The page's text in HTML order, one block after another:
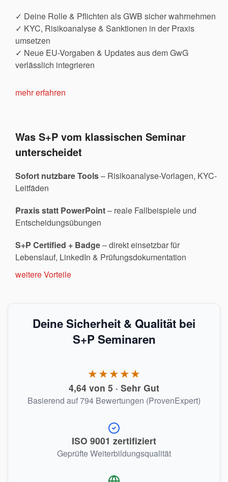
✓ Deine Rolle & Pflichten als GWB sicher wahrnehmen
✓ KYC, Risikoanalyse & Sanktionen in der Praxis
umsetzen
✓ Neue EU-Vorgaben & Updates aus dem GwG
verlässlich integrieren
mehr erfahren
Was S+P vom klassischen Seminar
unterscheidet
Sofort nutzbare Tools– Risikoanalyse-Vorlagen, KYC-
Leitfäden
Praxis statt PowerPoint– reale Fallbeispiele und
Entscheidungsübungen
S+P Certified + Badge– direkt einsetzbar für
Lebenslauf, LinkedIn & Prüfungsdokumentation
weitere Vorteile
Deine Sicherheit & Qualität bei
S+P Seminaren
★★★★★
4,64 von 5 · Sehr Gut
Basierend auf 794 Bewertungen (ProvenExpert)
ISO 9001 zertifiziert
Geprüfte Weiterbildungsqualität